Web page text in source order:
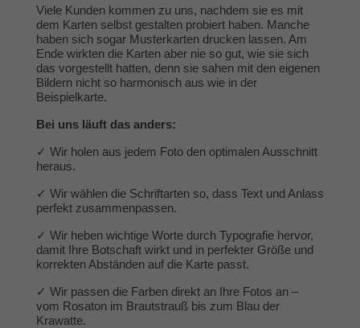
Viele Kunden kommen zu uns, nachdem sie es mit
dem Karten selbst gestalten probiert haben. Manche
haben sich sogar Musterkarten drucken lassen. Am
Ende wirkten die Karten aber nie so gut, wie sie sich
das vorgestellt hatten, denn sie sahen mit den eigenen
Bildern nicht so harmonisch aus wie in der
Beispielkarte.
Bei uns läuft das anders:
✓ Wir holen aus jedem Foto den optimalen Ausschnitt
heraus.
✓ Wir wählen die Schriftarten so, dass Text und Anlass
perfekt zusammenpassen.
✓ Wir heben wichtige Worte durch Typografie hervor,
damit Ihre Botschaft wirkt und in perfekter Größe und
korrekten Abständen auf die Karte passt.
✓ Wir passen die Farben direkt an Ihre Fotos an –
vom Rosaton im Brautstrauß bis zum Blau der
Krawatte.